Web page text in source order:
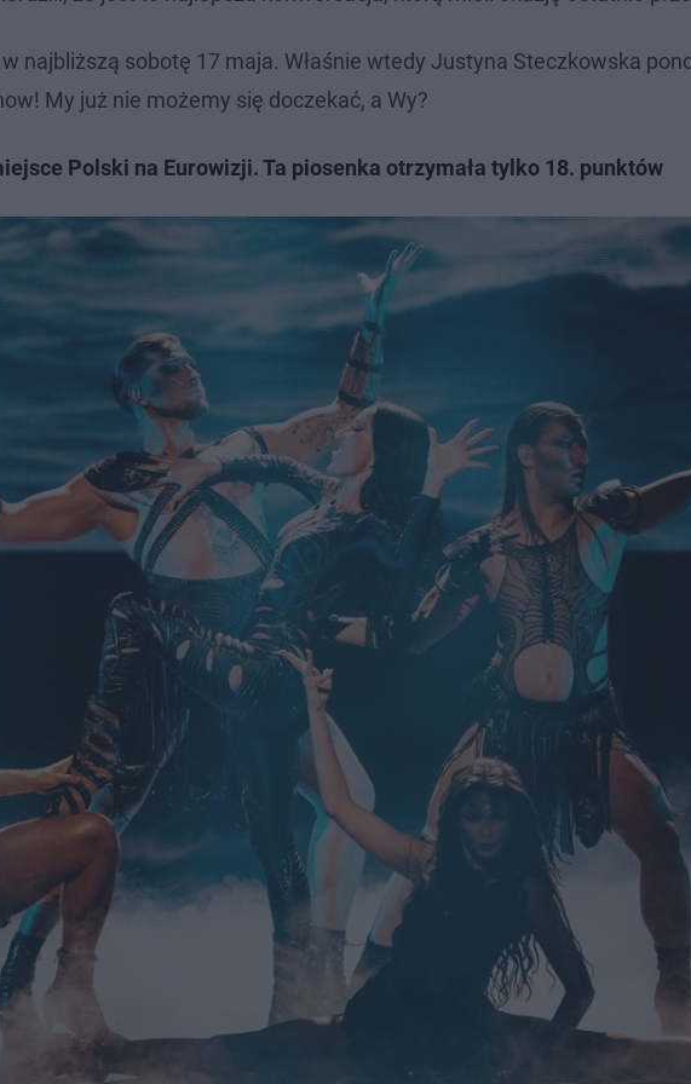
najbliższą sobotę 17 maja. Właśnie wtedy Justyna Steczkowska
My już nie możemy się doczekać, a Wy?
Polski na Eurowizji. Ta piosenka otrzymała tylko 18. punktów